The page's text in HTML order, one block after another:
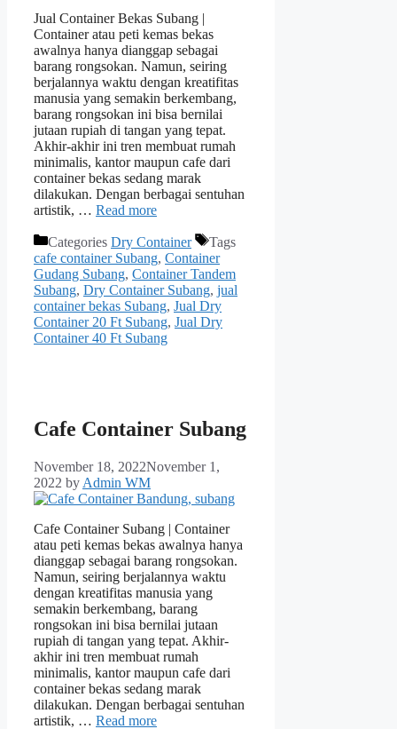
Jual Container Bekas Subang |
Container atau peti kemas bekas
awalnya hanya dianggap sebagai
barang rongsokan. Namun, seiring
berjalannya waktu dengan kreatifitas
manusia yang semakin berkembang,
barang rongsokan ini bisa bernilai
jutaan rupiah di tangan yang tepat.
Akhir-akhir ini tren membuat rumah
minimalis, kantor maupun cafe dari
container bekas sedang marak
dilakukan. Dengan berbagai sentuhan
artistik, … Read more
Categories Dry Container
Tags
cafe container Subang, Container
Gudang Subang, Container Tandem
Subang, Dry Container Subang, jual
container bekas Subang, Jual Dry
Container 20 Ft Subang, Jual Dry
Container 40 Ft Subang
Cafe Container Subang
November 18, 2022November 1,
2022 by Admin WM
Cafe Container Subang | Container
atau peti kemas bekas awalnya hanya
dianggap sebagai barang rongsokan.
Namun, seiring berjalannya waktu
dengan kreatifitas manusia yang
semakin berkembang, barang
rongsokan ini bisa bernilai jutaan
rupiah di tangan yang tepat. Akhir-
akhir ini tren membuat rumah
minimalis, kantor maupun cafe dari
container bekas sedang marak
dilakukan. Dengan berbagai sentuhan
artistik, … Read more